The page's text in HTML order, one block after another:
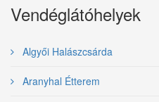
Vendéglátóhelyek
Algyői Halászcsárda
Aranyhal Étterem